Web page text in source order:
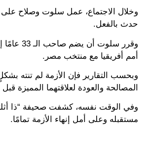
وخلال الاجتماع، عمل سلوت وصلاح على
حدث بالفعل.
وقرر
أمم أفريقيا مع منتخب مصر.
وبحسب التقارير فإن الأزمة لم تنته
المصالحة والعودة لعلاقتهما المميزة
وفي الوقت نفسه، كشفت صحيفة “ذا
مستقبله وعلى أمل إنهاء الأزمة تمامًا.